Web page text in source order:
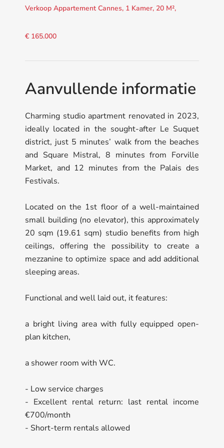
Verkoop Appartement Cannes, 1 Kamer, 20 M²,
€ 165.000
Aanvullende informatie
Charming studio apartment renovated in 2023,
ideally located in the sought-after Le Suquet
district, just 5 minutes’ walk from the beaches
and Square Mistral, 8 minutes from Forville
Market, and 12 minutes from the Palais des
Festivals.
Located on the 1st floor of a well-maintained
small building (no elevator), this approximately
20 sqm (19.61 sqm) studio benefits from high
ceilings, offering the possibility to create a
mezzanine to optimize space and add additional
sleeping areas.
Functional and well laid out, it features:
a bright living area with fully equipped open-
plan kitchen,
a shower room with WC.
- Low service charges
- Excellent rental return: last rental income
€700/month
- Short-term rentals allowed